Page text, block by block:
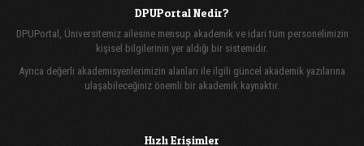
DPUPortal Nedir?
DPUPortal, Üniversitemiz ailesine mensup akademik ve idari tüm personelimizin
kişisel bilgilerinin yer aldığı bir sistemidir.
Ayrıca değerli akademisyenlerimizin alanları ile ilgili güncel akademik yazılarına
ulaşabileceğiniz önemli bir akademik kaynaktır.
Hızlı Erişimler